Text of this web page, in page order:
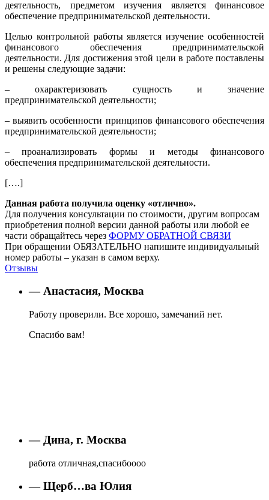
деятельность, предметом изучения является финансовое
обеспечение предпринимательской деятельности.
Целью контрольной работы является изучение особенностей
финансового обеспечения предпринимательской
деятельности. Для достижения этой цели в работе поставлены
и решены следующие задачи:
– охарактеризовать сущность и значение
предпринимательской деятельности;
– выявить особенности принципов финансового обеспечения
предпринимательской деятельности;
– проанализировать формы и методы финансового
обеспечения предпринимательской деятельности.
[….]
Данная работа получила оценку «отлично».
Для получения консультации по стоимости, другим вопросам
приобретения полной версии данной работы или любой ее
части обращайтесь через ФОРМУ ОБРАТНОЙ СВЯЗИ
При обращении ОБЯЗАТЕЛЬНО напишите индивидуальный
номер работы – указан в самом верху.
Отзывы
— Анастасия, Москва
Работу проверили. Все хорошо, замечаний нет.
Спасибо вам!
— Дина, г. Москва
работа отличная,спасибоооо
— Щерб…ва Юлия